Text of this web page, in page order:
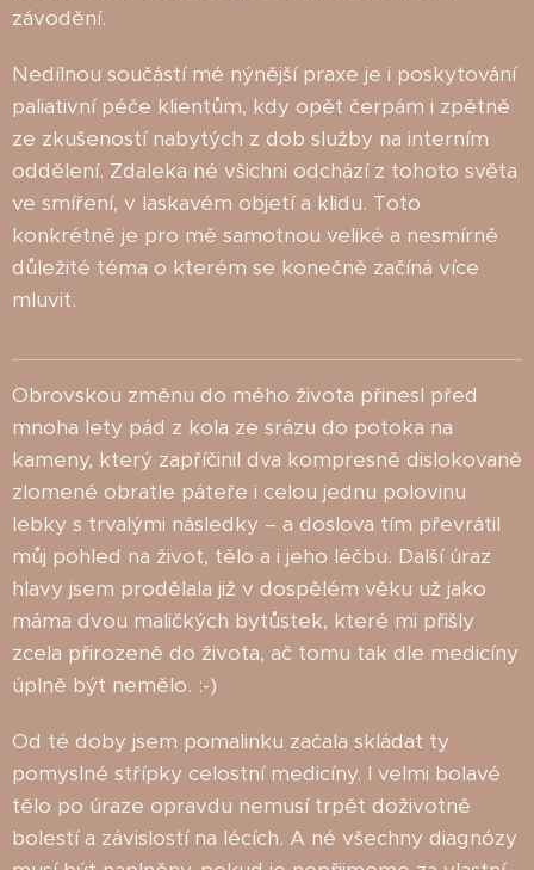
závodění.
Nedílnou součástí mé nýnější praxe je i poskytování
paliativní péče klientům, kdy opět čerpám i zpětně
ze zkušeností nabytých z dob služby na interním
oddělení. Zdaleka né všichni odchází z tohoto světa
ve smíření, v laskavém objetí a klidu. Toto
konkrétně je pro mě samotnou veliké a nesmírně
důležité téma o kterém se konečně začíná více
mluvit.
Obrovskou změnu do mého života přinesl před
mnoha lety pád z kola ze srázu do potoka na
kameny, který zapříčinil dva kompresně dislokovaně
zlomené obratle páteře i celou jednu polovinu
lebky s trvalými následky – a doslova tím převrátil
můj pohled na život, tělo a i jeho léčbu. Další úraz
hlavy jsem prodělala již v dospělém věku už jako
máma dvou maličkých bytůstek, které mi přišly
zcela přirozeně do života, ač tomu tak dle medicíny
úplně být nemělo. :-)
Od té doby jsem pomalinku začala skládat ty
pomyslné střípky celostní medicíny. I velmi bolavé
tělo po úraze opravdu nemusí trpět doživotně
bolestí a závislostí na lécích. A né všechny diagnózy